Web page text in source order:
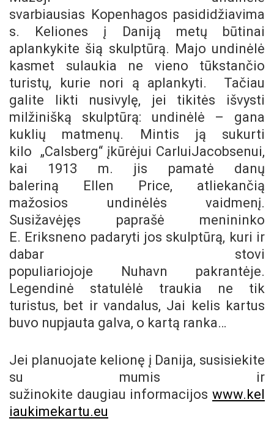
svarbiausias Kopenhagos pasididžiavima
s. Keliones į Daniją metų būtinai
aplankykite šią skulptūrą. Majo undinėlė
kasmet sulaukia ne vieno tūkstančio
turistų, kurie nori ą aplankyti. Tačiau
galite likti nusivylę, jei tikitės išvysti
milžinišką skulptūrą: undinėlė – gana
kuklių matmenų. Mintis ją sukurti
kilo „Calsberg“ įkūrėjui CarluiJacobsenui,
kai 1913 m. jis pamatė danų
baleriną Ellen Price, atliekančią
mažosios undinėlės vaidmenį.
Susižavėjęs paprašė menininko
E. Eriksneno padaryti jos skulptūrą, kuri ir
dabar stovi
populiariojoje Nuhavn pakrantėje.
Legendinė statulėlė traukia ne tik
turistus, bet ir vandalus, Jai kelis kartus
buvo nupjauta galva, o kartą ranka…
Jei planuojate kelionę į Danija, susisiekite
su mumis ir
sužinokite daugiau informacijos www.kel
iaukimekartu.eu